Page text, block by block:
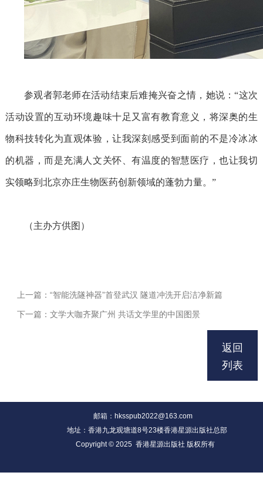
参观者郭老师在活动结束后难掩兴奋之情，她说：“这次
活动设置的互动环境趣味十足又富有教育意义，将深奥的生
物科技转化为直观体验，让我深刻感受到面前的不是冷冰冰
的机器，而是充满人文关怀、有温度的智慧医疗，也让我切
实领略到北京亦庄生物医药创新领域的蓬勃力量。”
（主办方供图）
上一篇：“智能洗隧神器”首登武汉 隧道冲洗开启洁净新篇
下一篇：文学大咖齐聚广州 共话文学里的中国图景
返回
列表
邮箱：hksspub2022@163.com
地址：香港九龙观塘道8号23楼香港星源出版社总部
Copyright © 2025 香港星源出版社 版权所有